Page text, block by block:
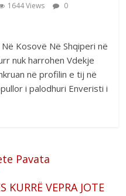
1644 Views
0
Kosovë Në Shqiperi në
nuk harrohen Vdekje
në profilin e tij në
i palodhuri Enveristi i
Pavata
KURRË VEPRA JOTE